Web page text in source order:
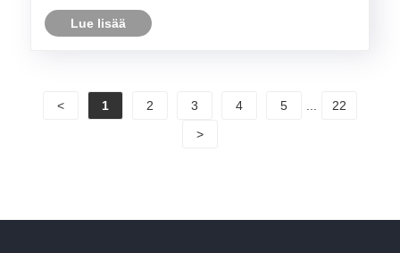
avulla. Olipa autojen osia, elektronisia koteloi......
Lue lisää
< 1 2 3 4 5
22
>